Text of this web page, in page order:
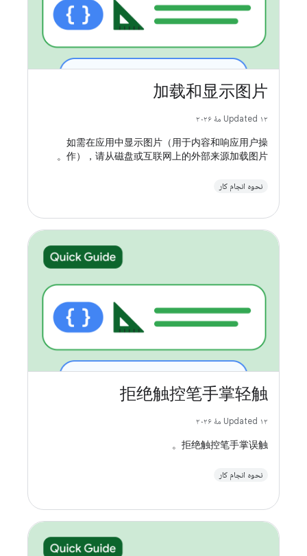
加载和显示图片
Updated ۱۲ مهٔ ۲۰۲۶
如需在应用中显示图片（用于内容和响应用户操
作），请从磁盘或互联网上的外部来源加载图片。
نحوه انجام کار
拒绝触控笔手掌轻触
Updated ۱۲ مهٔ ۲۰۲۶
拒绝触控笔手掌误触。
نحوه انجام کار